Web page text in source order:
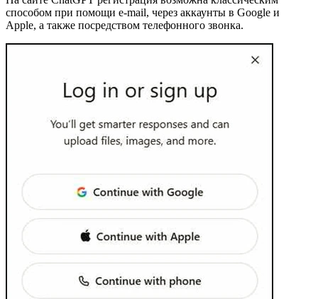
способом при помощи e-mail, через аккаунты в Google и
Apple, а также посредством телефонного звонка.